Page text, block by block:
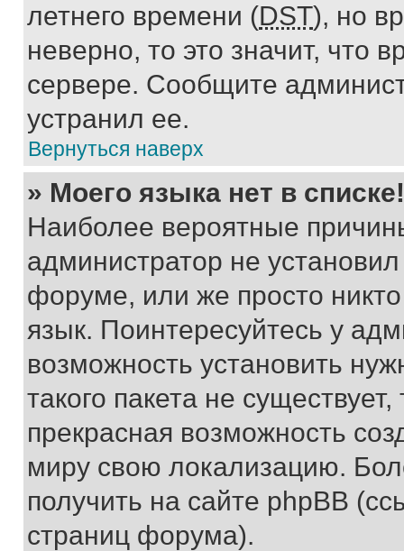
летнего времени (DST), но
неверно, то это значит, что
сервере. Сообщите
устранил ее.
Вернуться наверх
» Моего языка нет в списке!
Наиболее вероятные
администратор не
форуме, или же просто
язык. Поинтересуйтесь у
возможность установить
такого пакета не
прекрасная возможность
миру свою локализацию.
получить на сайте phpBB
страниц форума).